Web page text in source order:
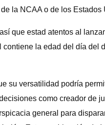
la NCAA o de los
que estad atentos al
la edad del día
su versatilidad podría
como creador de
general para